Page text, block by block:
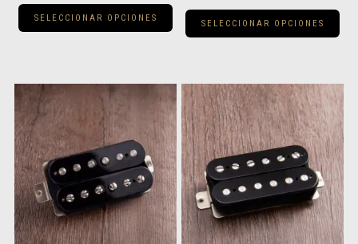
SELECCIONAR OPCIONES
SELECCIONAR OPCIONES